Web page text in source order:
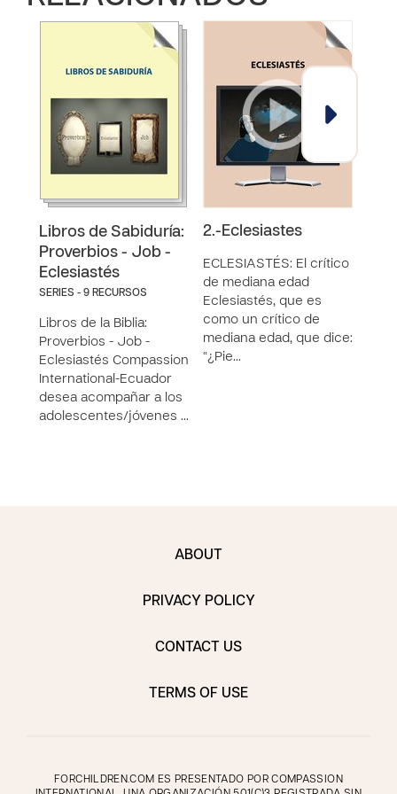
Libros de Sabiduría:
Proverbios - Job -
Eclesiastés
SERIES - 9 RECURSOS
Libros de la Biblia:
Proverbios - Job -
Eclesiastés Compassion
International-Ecuador
desea acompañar a los
adolescentes/jóvenes …
2.-Eclesiastes
ECLESIASTÉS: El crítico
de mediana edad
Eclesiastés, que es
como un crítico de
mediana edad, que dice:
“¿Pie…
ABOUT
PRIVACY POLICY
CONTACT US
TERMS OF USE
FORCHILDREN.COM ES PRESENTADO POR COMPASSION